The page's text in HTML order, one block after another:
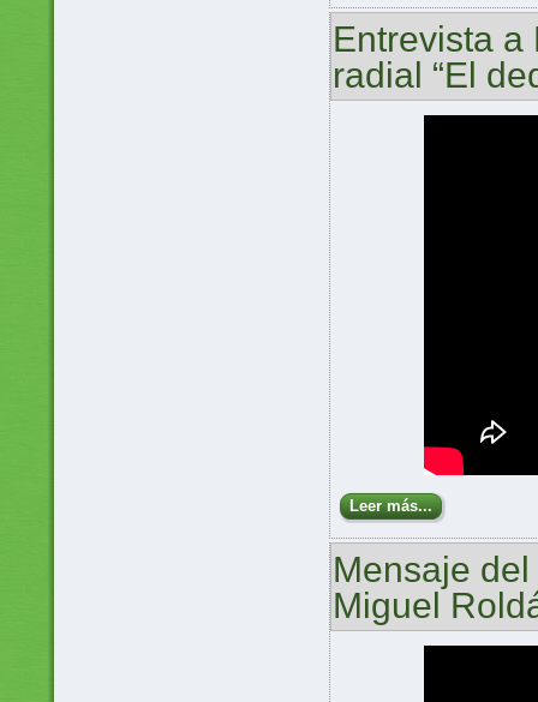
Entrevista
radial “El
Leer más...
Mensaje
Miguel